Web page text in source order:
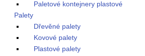
Paletové kontejnery plastové
Palety
Dřevěné palety
Kovové palety
Plastové palety